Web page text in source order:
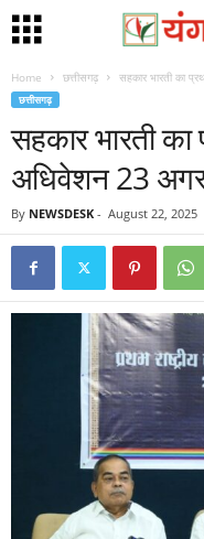
Home छत्तीसगढ़ सहकार भारती का
छत्तीसगढ़
सहकार भारती का
अधिवेशन 23
By NEWSDESK - August 22, 2025